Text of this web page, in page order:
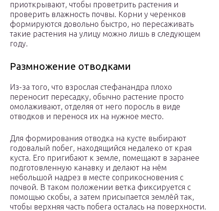
приоткрывают, чтобы проветрить растения и
проверить влажность почвы. Корни у черенков
формируются довольно быстро, но пересаживать
такие растения на улицу можно лишь в следующем
году.
Размножение отводками
Из-за того, что взрослая стефанандра плохо
переносит пересадку, обычно растение просто
омолаживают, отделяя от него поросль в виде
отводков и перенося их на нужное место.
Для формирования отводка на кусте выбирают
годовалый побег, находящийся недалеко от края
куста. Его пригибают к земле, помещают в заранее
подготовленную канавку и делают на нём
небольшой надрез в месте соприкосновения с
почвой. В таком положении ветка фиксируется с
помощью скобы, а затем присыпается землёй так,
чтобы верхняя часть побега осталась на поверхности.